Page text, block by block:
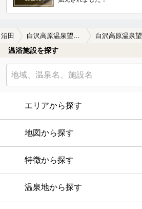
沼田
温浴施設を探す
エリアから探す
地図から探す
特徴から探す
温泉地から探す